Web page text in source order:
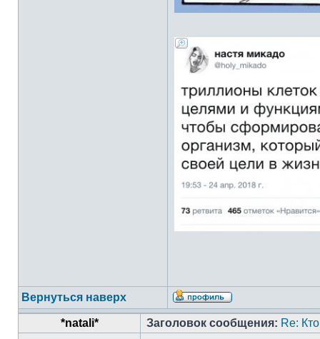
Вернуться наверх
*natali* Заголовок сообщения: Re: